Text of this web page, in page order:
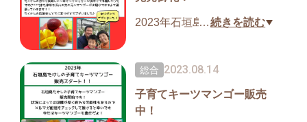
2023年石垣島たけしのマンゴ
た！！
沢山の方に応援頂き
ありがとうございました(*^^*)
…続きを読む
総合 2023.08.14
子育てキーツマンゴー販売
中！